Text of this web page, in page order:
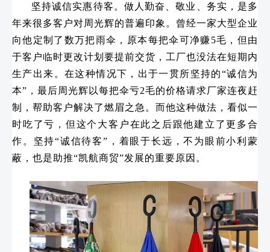
坚持诚信实惠待客。做人勤奋、敬业、务实，是多
年来很多客户对周光辉的普遍印象。曾经一家大型企业
向他定制了数万把雨伞，原本每把伞可净赚5毛，但由
于客户临时更改计划要提前交货，工厂也没法在短期内
生产出来。在这种情况下，出于一贯所坚持的“诚信为
本”，最后周光辉以每把伞亏2毛的价格请求厂家连夜赶
制，帮助客户解决了燃眉之急。而他这种做法，看似一
时吃了亏，但这个大客户在此之后跟他建立了更多合
作。坚持“诚信待客”，着眼于长远，不为眼前小利蒙
蔽，也是助推“凯航商贸”发展的重要原因。